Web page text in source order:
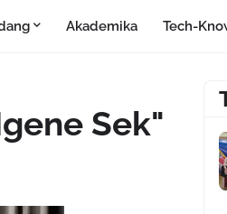
Akademika Tech-
Sek"